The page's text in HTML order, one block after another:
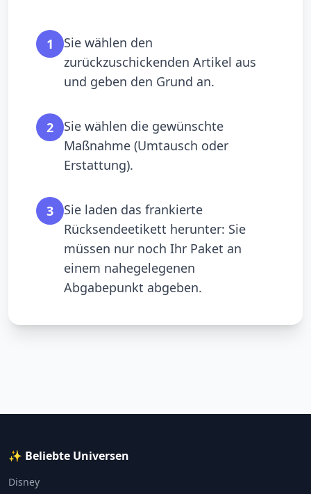
1
Sie wählen den
zurückzuschickenden Artikel aus
und geben den Grund an.
2
Sie wählen die gewünschte
Maßnahme (Umtausch oder
Erstattung).
3
Sie laden das frankierte
Rücksendeetikett herunter: Sie
müssen nur noch Ihr Paket an
einem nahegelegenen
Abgabepunkt abgeben.
✨ Beliebte Universen
Disney